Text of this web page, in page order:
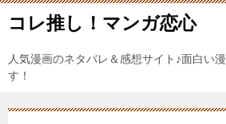
コレ推し！マンガ恋心
人気漫画のネタバレ＆感想サイト♪面白い
す！